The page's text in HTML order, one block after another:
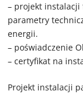
– projekt instalacji
parametry
energii.
– poświadczenie
– certyfikat na
Projekt instalacji